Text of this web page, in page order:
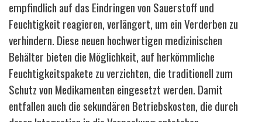
empfindlich auf das Eindringen von Sauerstoff und
Feuchtigkeit reagieren, verlängert, um ein Verderben zu
verhindern. Diese neuen hochwertigen medizinischen
Behälter bieten die Möglichkeit, auf herkömmliche
Feuchtigkeitspakete zu verzichten, die traditionell zum
Schutz von Medikamenten eingesetzt werden. Damit
entfallen auch die sekundären Betriebskosten, die durch